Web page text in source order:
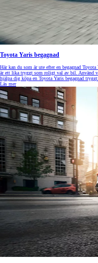
Toyota Yaris begagnad
Här kan du som är ute efter en begagnad
är ett lika tryggt som roligt val av bil. Använd
hjälpa dig köpa en Toyota Yaris begagnad tryggt
Läs mer